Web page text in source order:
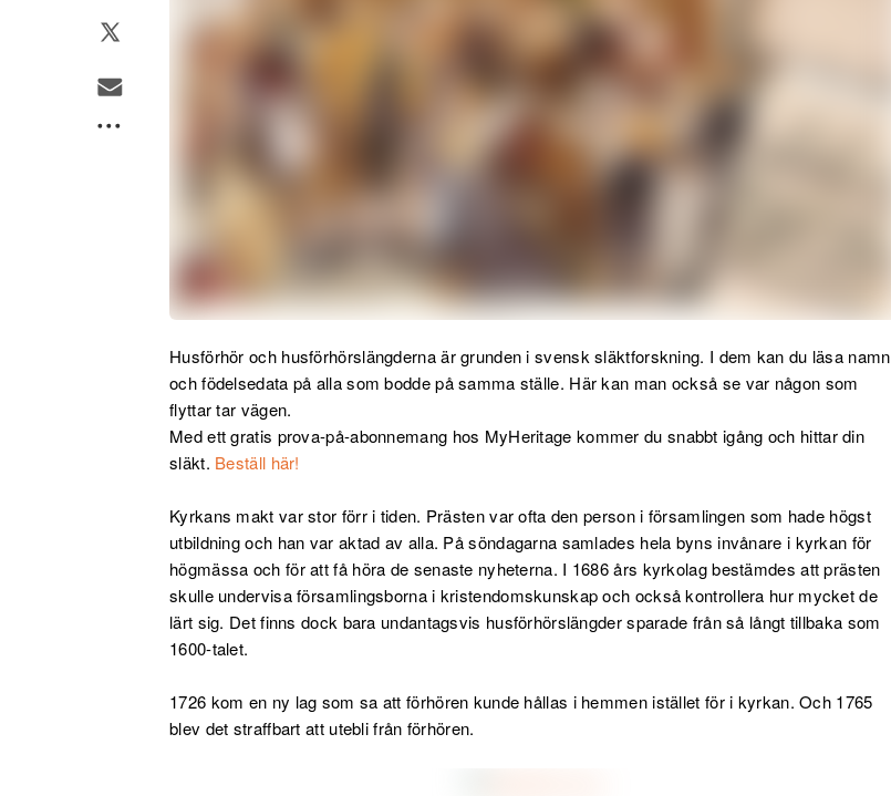
Husförhör och husförhörslängderna är grunden i svensk släktforskning. I dem kan du läsa namn
och födelsedata på alla som bodde på samma ställe. Här kan man också se var någon som
flyttar tar vägen.
Med ett gratis prova-på-abonnemang hos MyHeritage kommer du snabbt igång och hittar din
släkt. Beställ här!
Kyrkans makt var stor förr i tiden. Prästen var ofta den person i församlingen som hade högst
utbildning och han var aktad av alla. På söndagarna samlades hela byns invånare i kyrkan för
högmässa och för att få höra de senaste nyheterna. I 1686 års kyrkolag bestämdes att prästen
skulle undervisa församlingsborna i kristendomskunskap och också kontrollera hur mycket de
lärt sig. Det finns dock bara undantagsvis husförhörslängder sparade från så långt tillbaka som
1600-talet.
1726 kom en ny lag som sa att förhören kunde hållas i hemmen istället för i kyrkan. Och 1765
blev det straffbart att utebli från förhören.